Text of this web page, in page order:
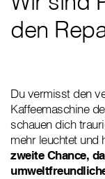
den
Du vermisst den
Kaffeemaschine
schauen dich
mehr leuchtet und
zweite Chance,